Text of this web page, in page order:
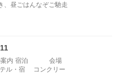
、昼ごはんなぞご馳走
の案内 宿泊 会場
テル・宿 コンクリー